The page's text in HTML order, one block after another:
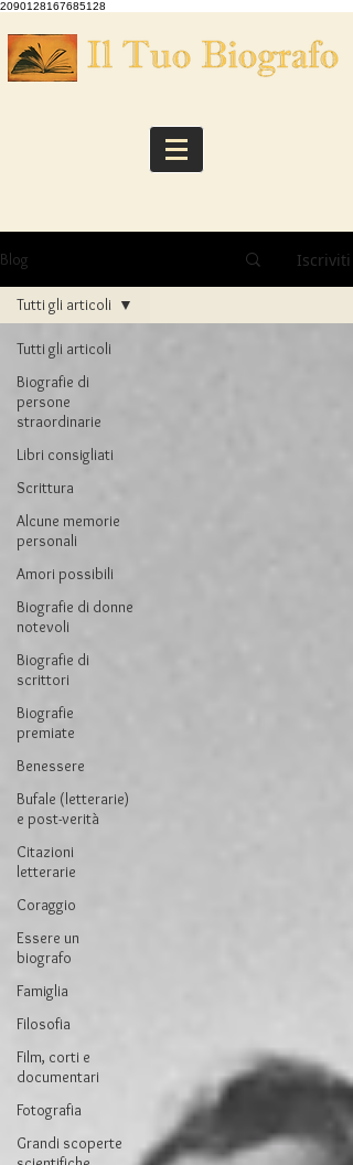
2090128167685128
Blog Iscriviti
Tutti gli articoli
Biografie di
persone
straordinarie
Libri consigliati
Scrittura
Alcune memorie
personali
Amori possibili
Biografie di donne
notevoli
Biografie di
scrittori
Biografie
premiate
Benessere
Bufale (letterarie)
e post-verità
Citazioni
letterarie
Coraggio
Essere un
biografo
Famiglia
Filosofia
Film, corti e
documentari
Fotografia
Grandi scoperte
Tutti gli articoli